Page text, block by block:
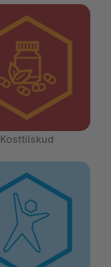
Kosttilskud